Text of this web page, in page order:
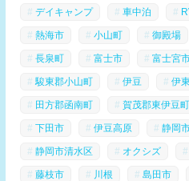
デイキャンプ 車中泊
熱海市 小山町 御殿場
長泉町 富士市 富士宮
駿東郡小山町 伊豆 伊
田方郡函南町 賀茂郡東伊豆町
下田市 伊豆高原 静岡
静岡市清水区 オクシズ
藤枝市 川根 島田市